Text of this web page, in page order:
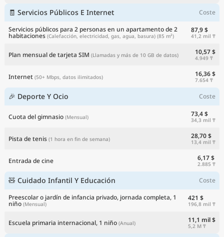
🧾 Servicios Públicos E Internet
Coste
Servicios públicos para 2 personas en un apartamento de 2
habitaciones (Calefacción, electricidad, gas, agua, basura) (85 m²)
87,9 $
41,2 mil ₸
Plan mensual de tarjeta SIM (Llamadas y más de 10 GB de datos) 10,57 $
4.949 ₸
Internet (50+ Mbps, datos ilimitados) 16,36 $
7.654 ₸
🎉 Deporte Y Ocio Coste
Cuota del gimnasio (Mensual) 73,4 $
34,3 mil ₸
Pista de tenis (1 hora en fin de semana) 28,70 $
13,4 mil ₸
Entrada de cine 6,17 $
2.885 ₸
🧸 Cuidado Infantil Y Educación
Coste
Preescolar o jardín de infancia privado, jornada completa, 1
niño (Mensual)
421 $
196,8 mil ₸
Escuela primaria internacional, 1 niño (Anual) 11,1 mil $
5,2 M ₸